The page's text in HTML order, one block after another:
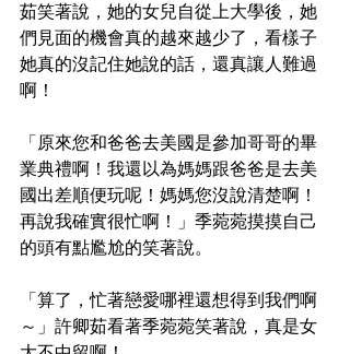
茹笑著說，她的女兒自從上大學後，她
們見面的機會真的越來越少了，看樣子
她真的沒記住她說的話，還真讓人難過
啊！
「原來您和爸爸去美國是參加哥哥的畢
業典禮啊！我還以為媽媽跟爸爸是去美
國出差順便玩呢！媽媽您沒說清楚啊！
再說我確實很忙啊！」季菀菀摸摸自己
的頭有點尷尬的笑著說。
「算了，忙著戀愛哪裡還想得到我們啊
～」許卿茹看著季菀菀笑著說，真是女